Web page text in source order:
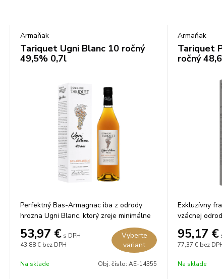
Armaňak
Tariquet Ugni Blanc 10 ročný
49,5% 0,7l
Perfektný Bas-Armagnac iba z odrody
hrozna Ugni Blanc, ktorý zreje minimálne
10 rokov vo francúzskych dubových
sudoch.
53,97 € s DPH
43,88 € bez DPH
Vyberte
variant
Na sklade Obj. čislo: AE-14355
Armaňak
Tariquet
ročný
Exkluzívny
vzácnej
ktorý zrel
95,17 €
77,37 € bez
Na sklade